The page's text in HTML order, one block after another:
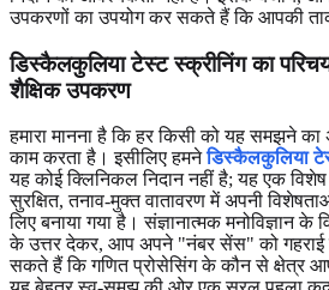
उपकरणों का उपयोग कर सकते हैं कि आपकी
डिस्कैलकुलिया टेस्ट स्क्रीनिंग का
शैक्षिक उपकरण
हमारा मानना है कि हर किसी को यह समझने
काम करता है। इसीलिए हमनेडिस्कैलकुलिया
यह कोई क्लिनिकल निदान नहीं है; यह एक
सुरक्षित, तनाव-मुक्त वातावरण में अपनी
लिए बनाया गया है। संज्ञानात्मक मनोविज्ञान के
के उत्तर देकर, आप अपने "नंबर सेंस" को
सकते हैं कि गणित प्रोसेसिंग के कौन से क्षेत्र